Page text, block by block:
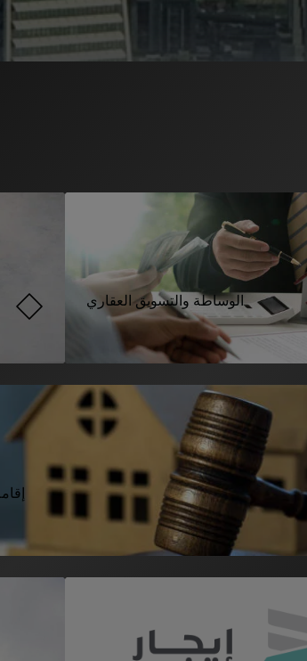
الوساطة والتسويق العقاري